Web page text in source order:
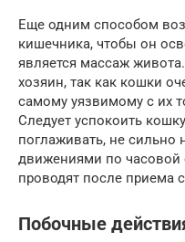
Еще одним способом
кишечника, чтобы он
является массаж
хозяин, так как кошки
самому уязвимому с их
Следует успокоить
поглаживать, не сильно
движениями по часовой
проводят после приема
Побочные